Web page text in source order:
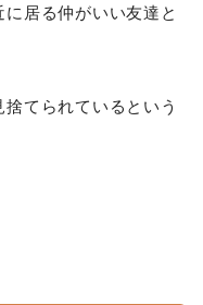
居る仲がいい友達と
てられているという